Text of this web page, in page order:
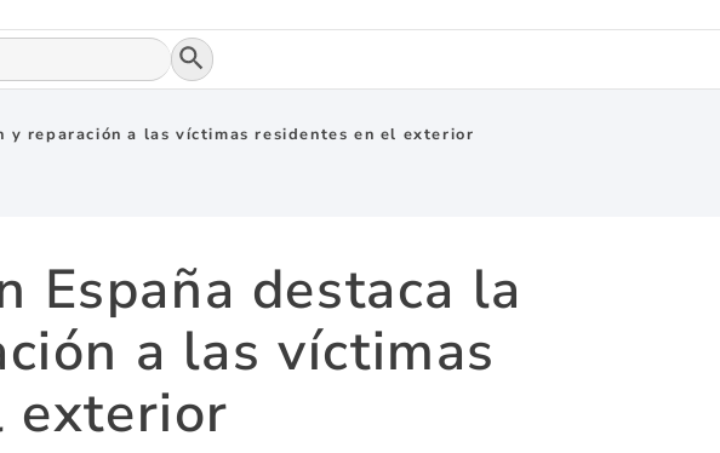
Botón de búsqueda
y reparación a las víctimas residentes en el exterior
España destaca la
a las víctimas
exterior